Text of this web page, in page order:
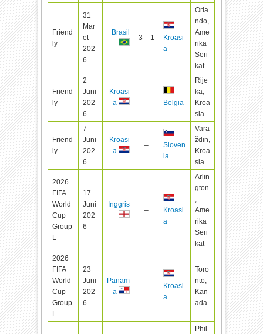
Friend
ly
31
Mar
et
202
6
Brasil
3 – 1
Kroasi
a
Orla
ndo,
Ame
rika
Seri
kat
Friend
ly
2
Juni
202
6
Kroasi
a
–
Belgia
Rije
ka,
Kroa
sia
Friend
ly
7
Juni
202
6
Kroasi
a
–
Sloven
ia
Vara
ždin,
Kroa
sia
2026
FIFA
World
Cup
Group
L
17
Juni
202
6
Inggris
–
Kroasi
a
Arlin
gton
Ame
rika
Seri
kat
2026
FIFA
World
Cup
Group
L
23
Juni
202
6
Panam
a
–
Kroasi
a
Toro
nto,
Kan
ada
Phil